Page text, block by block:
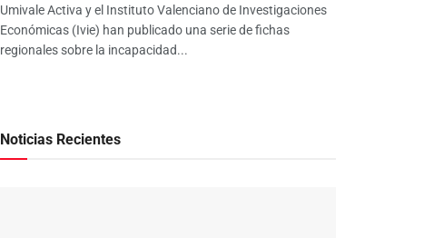
Umivale Activa y el Instituto Valenciano de Investigaciones
Económicas (Ivie) han publicado una serie de fichas
regionales sobre la incapacidad...
Noticias Recientes